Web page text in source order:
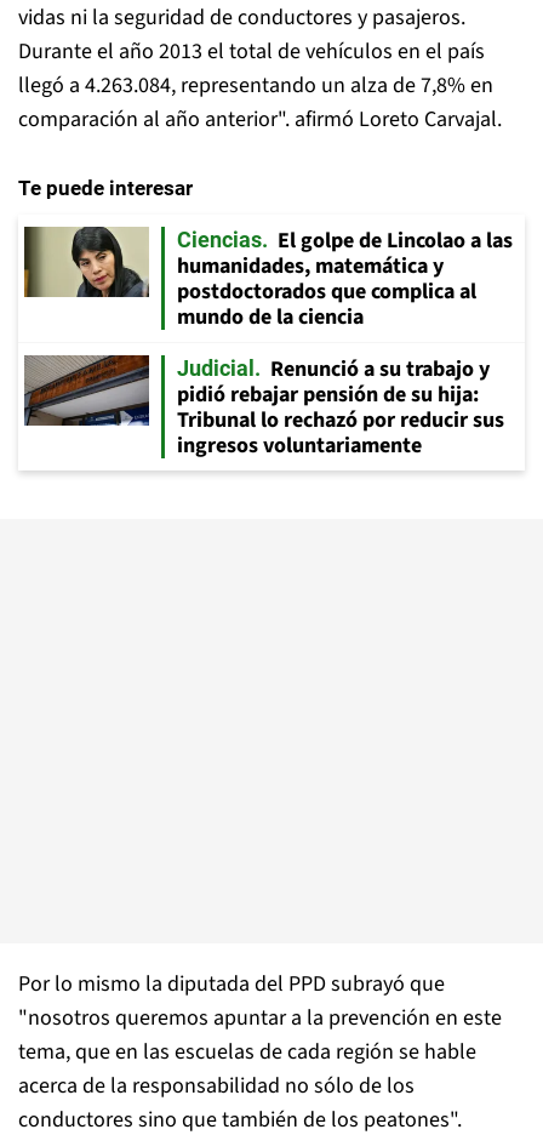
vidas ni la seguridad de conductores y pasajeros.
Durante el año 2013 el total de vehículos en el país
llegó a 4.263.084, representando un alza de 7,8% en
comparación al año anterior". afirmó Loreto Carvajal.
Te puede interesar
Ciencias
El golpe de Lincolao a las
humanidades, matemática y
postdoctorados que complica al
mundo de la ciencia
Judicial
Renunció a su trabajo y
pidió rebajar pensión de su hija:
Tribunal lo rechazó por reducir sus
ingresos voluntariamente
Por lo mismo la diputada del PPD subrayó que
"nosotros queremos apuntar a la prevención en este
tema, que en las escuelas de cada región se hable
acerca de la responsabilidad no sólo de los
conductores sino que también de los peatones".